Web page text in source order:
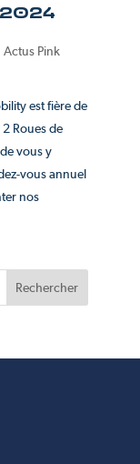
2024
Actus Pink
est fière de
Roues de
vous y
vous annuel
nos